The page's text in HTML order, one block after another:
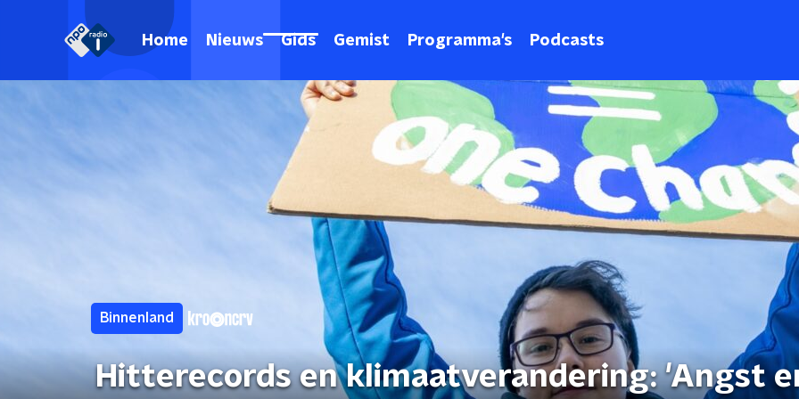
Home Nieuws Gids Gemist Programma's Podcasts
Binnenland
Hitterecords en klimaatverandering: 'Angst